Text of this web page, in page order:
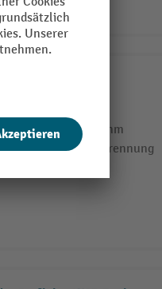
ab 300 mm
ist auch 4-fach Trennung